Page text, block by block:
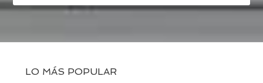
LO MÁS POPULAR